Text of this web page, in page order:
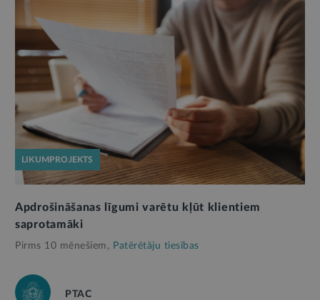
LIKUMPROJEKTS
Apdrošināšanas līgumi varētu kļūt klientiem
saprotamāki
Pirms 10 mēnešiem, Patērētāju tiesības
PTAC